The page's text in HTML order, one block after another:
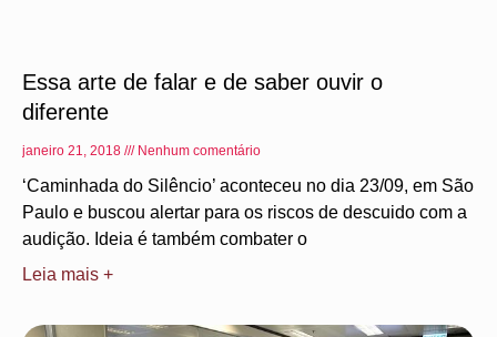
Essa arte de falar e de saber ouvir o
diferente
janeiro 21, 2018 Nenhum comentário
‘Caminhada do Silêncio’ aconteceu no dia 23/09, em São
Paulo e buscou alertar para os riscos de descuido com a
audição. Ideia é também combater o
Leia mais +